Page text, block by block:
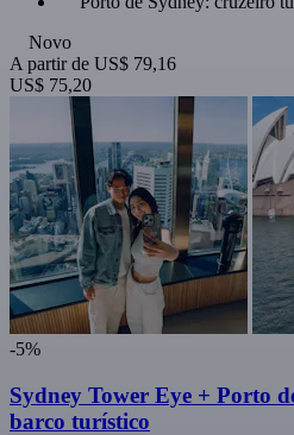
Novo
A partir de US$ 79,16
US$ 75,20
-5%
Sydney Tower Eye + Porto
barco turístico